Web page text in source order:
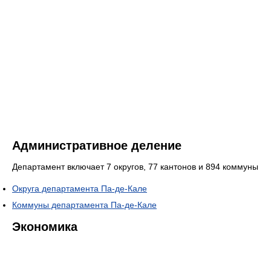
Административное деление
Департамент включает 7 округов, 77 кантонов и 894 коммуны
Округа департамента Па-де-Кале
Коммуны департамента Па-де-Кале
Экономика